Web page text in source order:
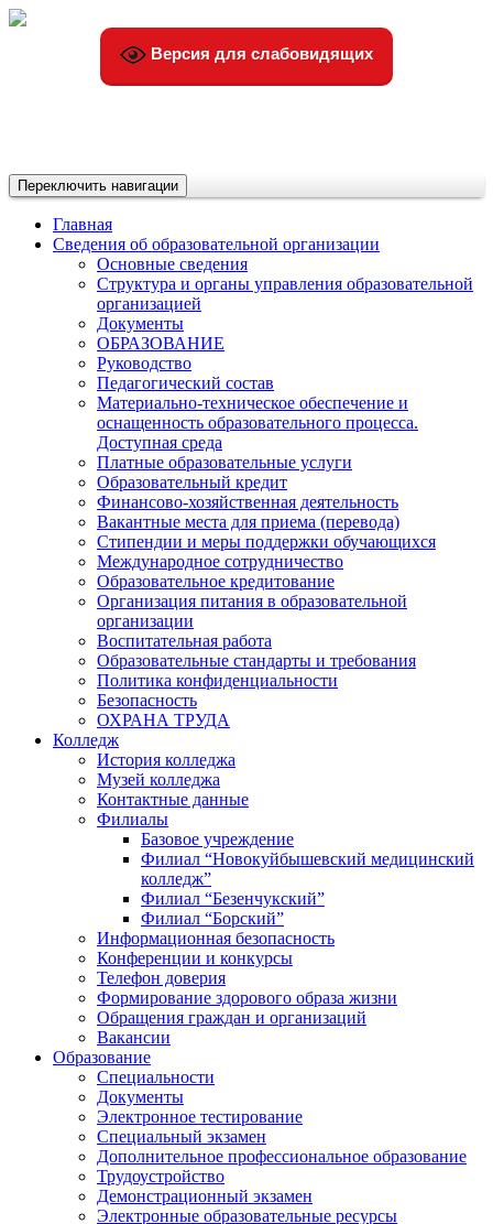
Версия для слабовидящих
Переключить навигации
Главная
Сведения об образовательной организации
Основные сведения
Структура и органы управления образовательной
организацией
Документы
ОБРАЗОВАНИЕ
Руководство
Педагогический состав
Материально-техническое обеспечение и
оснащенность образовательного процесса.
Доступная среда
Платные образовательные услуги
Образовательный кредит
Финансово-хозяйственная деятельность
Вакантные места для приема (перевода)
Стипендии и меры поддержки обучающихся
Международное сотрудничество
Образовательное кредитование
Организация питания в образовательной
организации
Воспитательная работа
Образовательные стандарты и требования
Политика конфиденциальности
Безопасность
ОХРАНА ТРУДА
Колледж
История колледжа
Музей колледжа
Контактные данные
Филиалы
Базовое учреждение
Филиал “Новокуйбышевский медицинский
колледж”
Филиал “Безенчукский”
Филиал “Борский”
Информационная безопасность
Конференции и конкурсы
Телефон доверия
Формирование здорового образа жизни
Обращения граждан и организаций
Вакансии
Образование
Специальности
Документы
Электронное тестирование
Специальный экзамен
Дополнительное профессиональное образование
Трудоустройство
Демонстрационный экзамен
Электронные образовательные ресурсы